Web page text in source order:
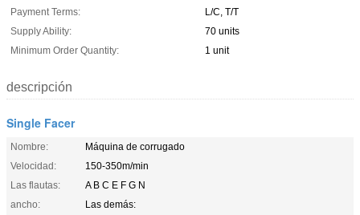
Payment Terms:
L/C, T/T
Supply Ability:
70 units
Minimum Order Quantity:
1 unit
descripción
Single Facer
Nombre:
Máquina de corrugado
Velocidad:
150-350m/min
Las flautas:
A B C E F G N
ancho:
Las demás: